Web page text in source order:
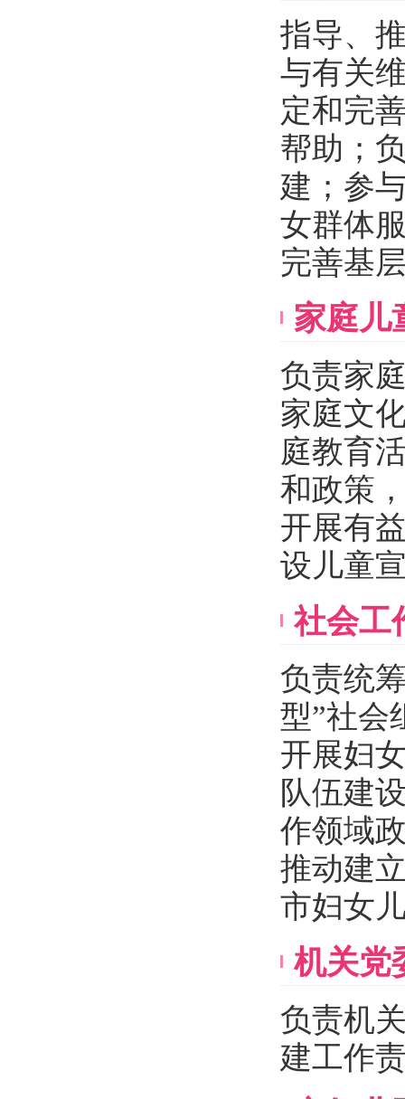
指导、
与有关
定和完
帮助；
建；参
女群体
完善基
家庭儿
负责家
家庭文
庭教育
和政策
开展有
设儿童
社会工
负责统
型”社会
开展妇
队伍建
作领域
推动建
市妇女
机关党
负责机
建工作